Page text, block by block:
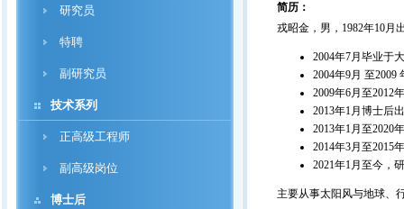
研究员
特聘
副研究员
技术系列
正高级工程师
副高级岗位
博士后
简历：
戎昭金，男，1982年10月
2004年7月毕业于
2004年9月 至
2009年6月至2012
2013年1月博士后
2013年1月至2020
2014年3月至2015
2021年1月至今，
主要从事太阳风与地球、